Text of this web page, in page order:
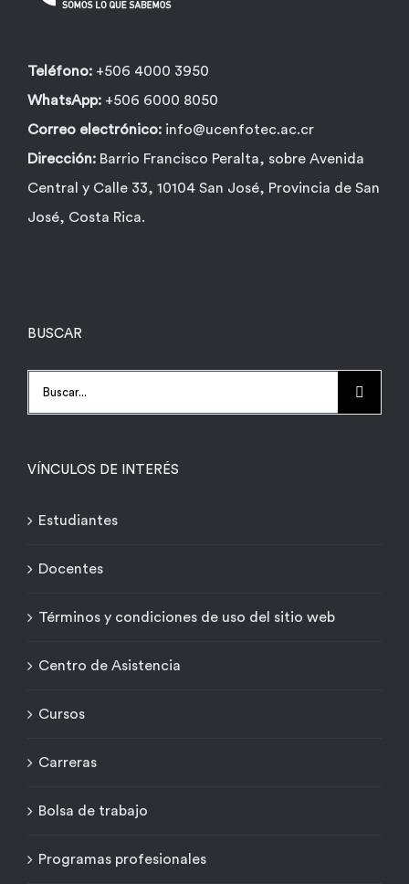
Teléfono: +506 4000 3950
WhatsApp: +506 6000 8050
Correo electrónico: info@ucenfotec.ac.cr
Dirección: Barrio Francisco Peralta, sobre Avenida
Central y Calle 33, 10104 San José, Provincia de San
José, Costa Rica.
BUSCAR
Buscar:
VÍNCULOS DE INTERÉS
Estudiantes
Docentes
Términos y condiciones de uso del sitio web
Centro de Asistencia
Cursos
Carreras
Bolsa de trabajo
Programas profesionales